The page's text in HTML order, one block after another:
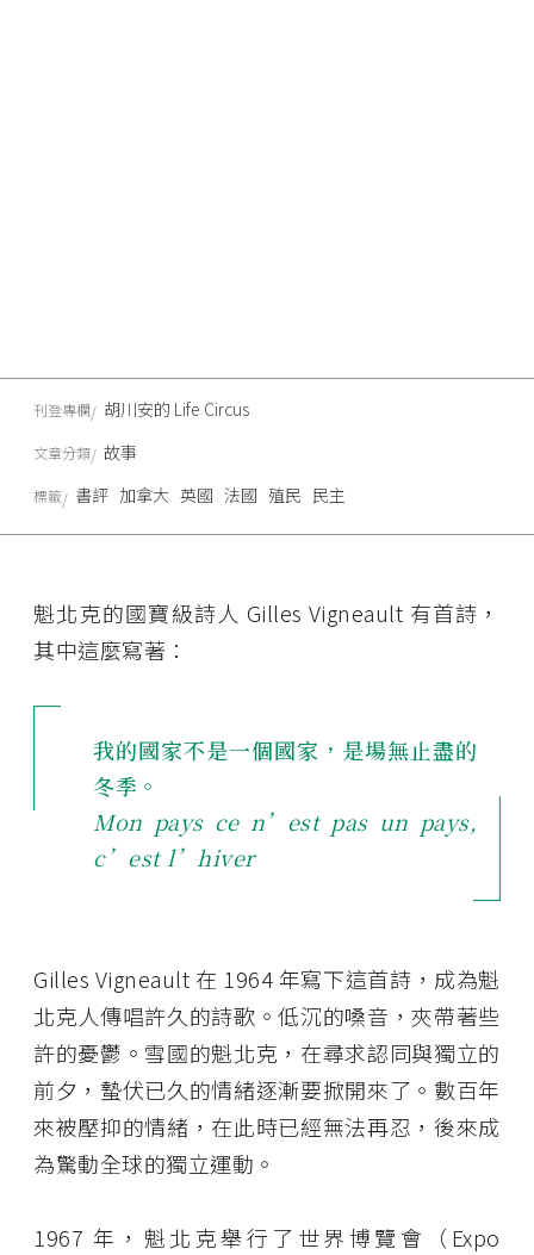
魁北克的國寶級詩人 Gilles Vigneault 有首詩，
其中這麼寫著：
我的國家不是一個國家，是場無止盡的
冬季。
Mon pays ce n’est pas un pays,
c’est l’hiver
Gilles Vigneault 在 1964 年寫下這首詩，成為魁
北克人傳唱許久的詩歌。低沉的嗓音，夾帶著些
許的憂鬱。雪國的魁北克，在尋求認同與獨立的
前夕，蟄伏已久的情緒逐漸要掀開來了。數百年
來被壓抑的情緒，在此時已經無法再忍，後來成
為驚動全球的獨立運動。
1967 年，魁北克舉行了世界博覽會（Expo
刊登專欄 胡川安的 Life Circus
文章分類 故事
標籤 書評 加拿大 英國 法國 殖民 民主